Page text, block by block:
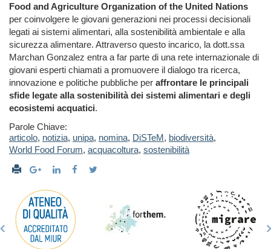
Food and Agriculture Organization of the United Nations
per coinvolgere le giovani generazioni nei processi decisionali
legati ai sistemi alimentari, alla sostenibilità ambientale e alla
sicurezza alimentare. Attraverso questo incarico, la dott.ssa
Marchan Gonzalez entra a far parte di una rete internazionale di
giovani esperti chiamati a promuovere il dialogo tra ricerca,
innovazione e politiche pubbliche per affrontare le principali
sfide legate alla sostenibilità dei sistemi alimentari e degli
ecosistemi acquatici.
Parole Chiave:
articolo, notizia, unipa, nomina, DiSTeM, biodiversità,
World Food Forum, acquacoltura, sostenibilità